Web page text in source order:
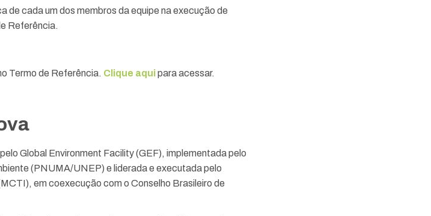
cada um dos membros da equipe na execução de
Referência.
Termo de Referência. Clique aquipara acessar.
Global Environment Facility (GEF), implementada pelo
(PNUMA/UNEP) e liderada e executada pelo
em coexecução com o Conselho Brasileiro de